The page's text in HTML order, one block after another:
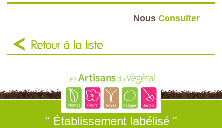
Nous Consulter
Retour à la liste
" Établissement labélisé "